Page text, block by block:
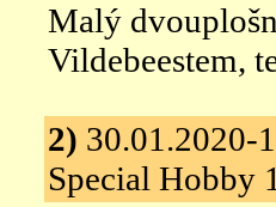
Malý
Vildebeestem,
2) 30.01.2020-
Special Hobby